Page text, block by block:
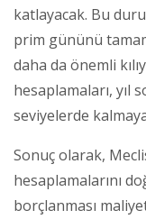
katlayacak. Bu
prim gününü
daha da önemli
hesaplamaları, yıl
seviyelerde
Sonuç olarak,
hesaplamalarını
borçlanması